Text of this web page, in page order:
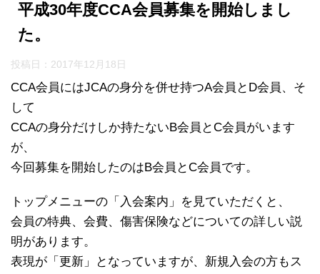
平成30年度CCA会員募集を開始しまし
た。
投稿日： 2017年12月18日
CCA会員にはJCAの身分を併せ持つA会員とD会員、そ
して
CCAの身分だけしか持たないB会員とC会員がいます
が、
今回募集を開始したのはB会員とC会員です。
トップメニューの「入会案内」を見ていただくと、
会員の特典、会費、傷害保険などについての詳しい説
明があります。
表現が「更新」となっていますが、新規入会の方もス